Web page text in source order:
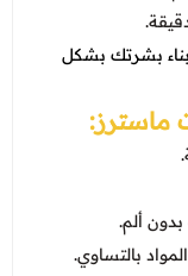
بشرتك بشكل
ماسترز:
ألم.
بالتساوي.